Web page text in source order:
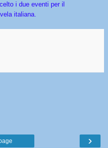
i due eventi per il
italiana.
›